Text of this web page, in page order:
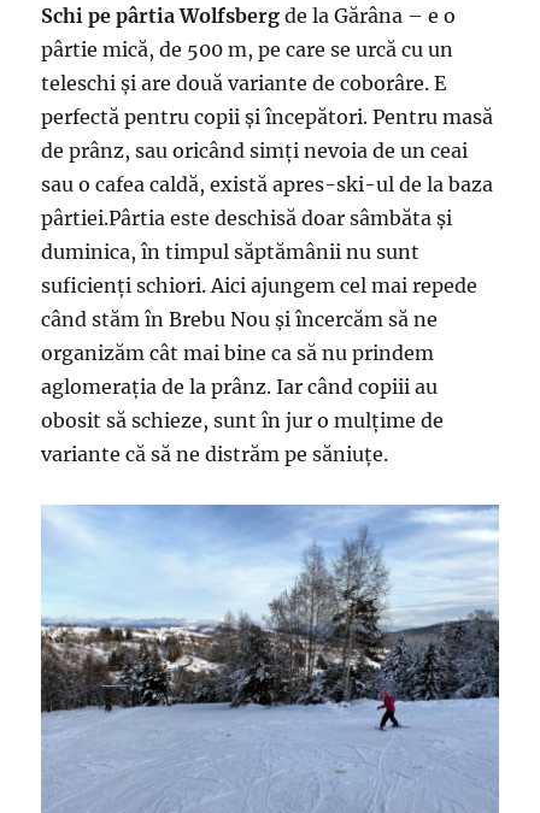
Schi pe pârtia Wolfsberg de la Gărâna – e o
pârtie mică, de 500 m, pe care se urcă cu un
teleschi și are două variante de coborâre. E
perfectă pentru copii și începători. Pentru masă
de prânz, sau oricând simți nevoia de un ceai
sau o cafea caldă, există apres-ski-ul de la baza
pârtiei.Pârtia este deschisă doar sâmbăta și
duminica, în timpul săptămânii nu sunt
suficienți schiori. Aici ajungem cel mai repede
când stăm în Brebu Nou și încercăm să ne
organizăm cât mai bine ca să nu prindem
aglomerația de la prânz. Iar când copiii au
obosit să schieze, sunt în jur o mulțime de
variante că să ne distrăm pe săniuțe.